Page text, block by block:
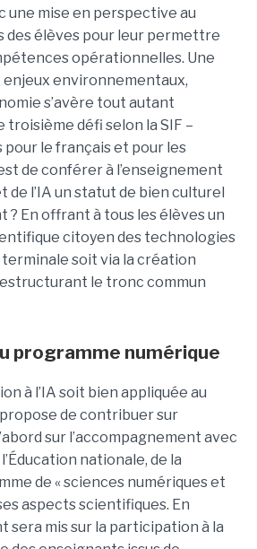
une mise en perspective au
des élèves pour leur permettre
opérationnelles. Une
environnementaux,
s’avère tout autant
défi selon la SIF –
pour le français et pour les
de conférer à l’enseignement
de l’IA un statut de bien culturel
? En offrant à tous les élèves un
citoyen des technologies
soit via la création
le tronc commun
programme numérique
à l’IA soit bien appliquée au
propose de contribuer sur
sur l’accompagnement avec
nationale, de la
de « sciences numériques et
aspects scientifiques. En
sera mis sur la participation à la